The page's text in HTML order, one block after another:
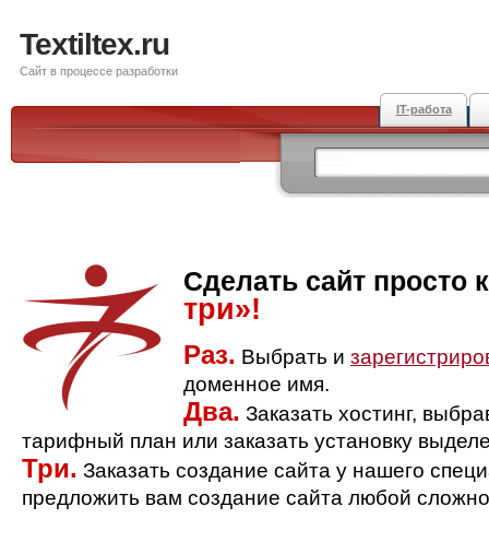
Textiltex.ru
Сайт в процессе разработки
IT-работа
Сделать сайт просто
три»!
Раз. Выбрать и
доменное имя.
Два. Заказать хостинг,
тарифный план или заказать установку
Три. Заказать создание сайта у нашего
предложить вам создание сайта любой